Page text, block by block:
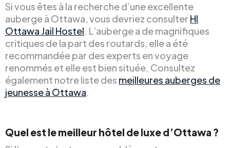
Si vous êtes à la recherche d’une excellente
auberge à Ottawa, vous devriez consulter HI
Ottawa Jail Hostel. L’auberge a de magnifiques
critiques de la part des routards, elle a été
recommandée par des experts en voyage
renommés et elle est bien située. Consultez
également notre liste des meilleures auberges de
jeunesse à Ottawa.
Quel est le meilleur hôtel de luxe d’Ottawa ?